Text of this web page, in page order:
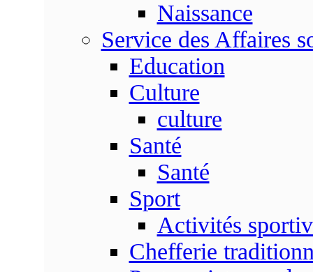
Naissance
Service des Affaires
Education
Culture
culture
Santé
Santé
Sport
Activités
Chefferie